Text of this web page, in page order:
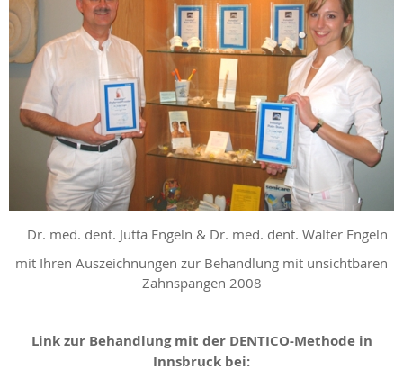
Dr. med. dent. Jutta Engeln & Dr. med. dent. Walter Engeln
mit Ihren Auszeichnungen zur Behandlung mit unsichtbaren
Zahnspangen 2008
Link zur Behandlung mit der DENTICO-Methode in
Innsbruck bei: